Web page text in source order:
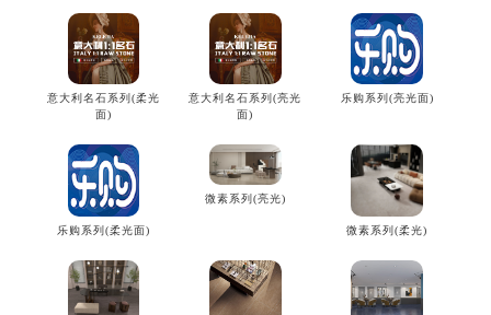
意大利名石系列(柔光
面)
意大利名石系列(亮光
面)
乐购系列(亮光面)
乐购系列(柔光面)
微素系列(亮光)
微素系列(柔光)